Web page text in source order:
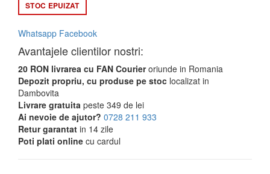
STOC EPUIZAT
Whatsapp Facebook
Avantajele clientilor nostri:
20 RON livrarea cu FAN Courieroriunde in Romania
Depozit propriu, cu produse pe stoc localizat in
Dambovita
Livrare gratuita peste 349 de lei
Ai nevoie de ajutor? 0728 211 933
Retur garantat in 14 zile
Poti plati online cu cardul